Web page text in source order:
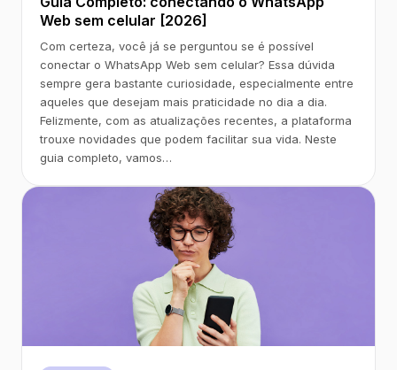
Web sem celular [2026]
Com certeza, você já se perguntou se é possível
conectar o WhatsApp Web sem celular? Essa dúvida
sempre gera bastante curiosidade, especialmente entre
aqueles que desejam mais praticidade no dia a dia.
Felizmente, com as atualizações recentes, a plataforma
trouxe novidades que podem facilitar sua vida. Neste
guia completo, vamos…